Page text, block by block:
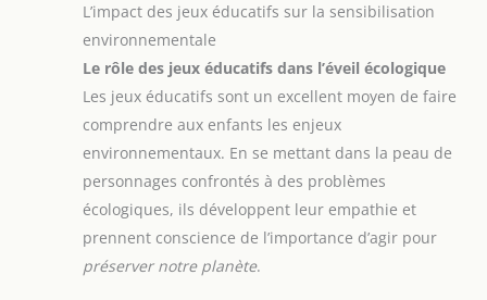
L’impact des jeux éducatifs sur la sensibilisation
environnementale
Le rôle des jeux éducatifs dans l’éveil écologique
Les jeux éducatifs sont un excellent moyen de faire
comprendre aux enfants les enjeux
environnementaux. En se mettant dans la peau de
personnages confrontés à des problèmes
écologiques, ils développent leur empathie et
prennent conscience de l’importance d’agir pour
préserver notre planète.